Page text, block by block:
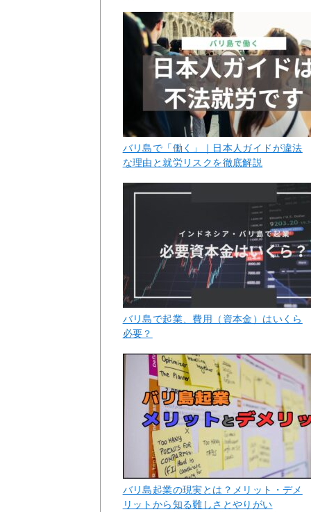
バリ島で「働く」｜日本人ガイドが違法
な理由と就労リスクを徹底解説
バリ島で起業、費用（資本金）はいくら
必要？
バリ島起業の現実とは？メリット・デメ
リットから知る難しさとやりがい